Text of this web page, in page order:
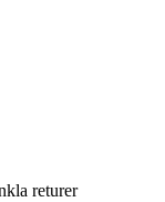
returer